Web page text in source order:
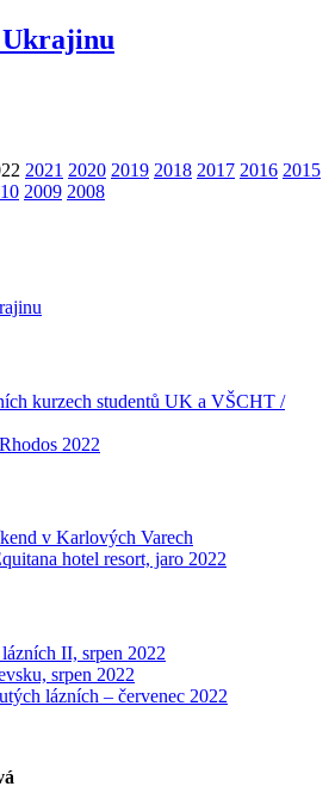
Ukrajinu
2021 2020 2019 2018 2017 2016 2015
2009 2008
kurzech studentů UK a VŠCHT /
2022
v Karlových Varech
hotel resort, jaro 2022
II, srpen 2022
srpen 2022
lázních – červenec 2022